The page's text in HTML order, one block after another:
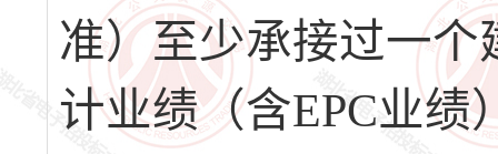
准）至少承接过一
计业绩（含EPC业绩